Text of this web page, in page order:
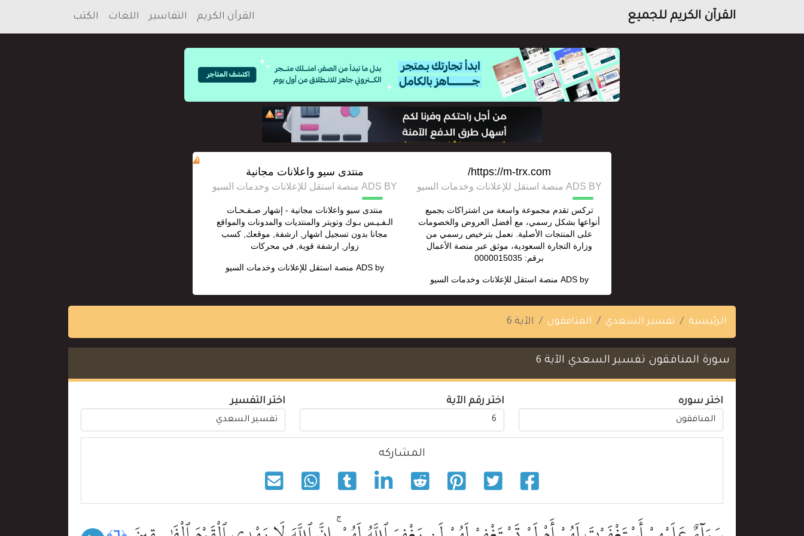
القرآن الكريم للجميع القرآن الكريم التفاسير اللغات الكتب
https://m-trx.com/
ADS BY منصة استقل للإعلانات وخدمات السيو
تركس تقدم مجموعة واسعة من اشتراكات بجميع
أنواعها بشكل رسمي، مع أفضل العروض والخصومات
على المنتجات الأصلية. نعمل بترخيص رسمي من
وزارة التجارة السعودية، موثق عبر منصة الأعمال
برقم: 0000015035
ADS by منصة استقل للإعلانات وخدمات السيو
منتدى سيو واعلانات مجانية
ADS BY منصة استقل للإعلانات وخدمات السيو
منتدى سيو واعلانات مجانية - إشهار صـفـحـات
الـفـيـس بـوك وتويتر والمنتديات والمدونات والمواقع
مجانا بدون تسجيل اشهار, ارشفة, موقعك, كسب
زوار, ارشفة قوية, في محركات
ADS by منصة استقل للإعلانات وخدمات السيو
الرئيسية تفسير السعدي المنافقون الآية 6
سورة المنافقون تفسير السعدي الآية 6
اختر سوره اختر رقم الآية اختر التفسير
المشاركه